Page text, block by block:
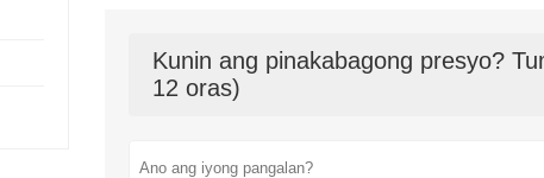
Kunin ang pinakabagong presyo?
12 oras)